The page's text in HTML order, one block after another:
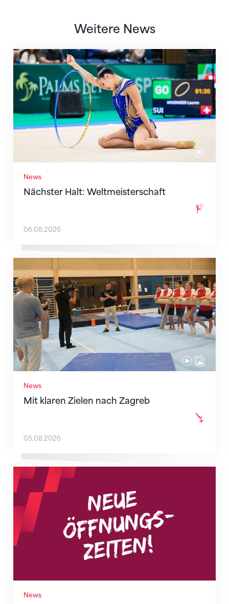
Weitere News
News
Nächster Halt: Weltmeisterschaft
Nächster Halt: Weltmeisterschaft
06.08.2026
News
Mit klaren Zielen nach Zagreb
Mit klaren Zielen nach Zagreb
05.08.2026
News
Neue Empfangszeiten ab 1. August 2026